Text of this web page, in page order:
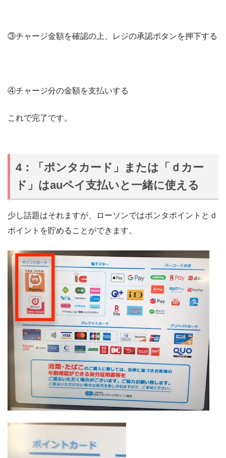
③チャージ金額を確認の上、レジの承認ボタンを押下する
④チャージ分の金額を支払いする
これで完了です。
4：「ポンタカード」または「ｄカー
ド」はauペイ支払いと一緒に使える
少し話題はそれますが、ローソンではポンタポイントとｄ
ポイントを貯めることができます。